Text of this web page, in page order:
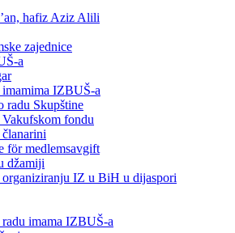
hafiz Aziz Alili
zajednice
a
IZBUŠ-a
radu Skupštine
fondu
för medlemsavgift
džamiji
IZ u BiH u dijaspori
imama IZBUŠ-a